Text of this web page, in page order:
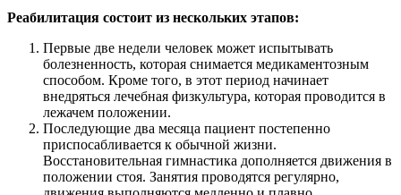
Реабилитация состоит из нескольких этапов:
Первые две недели человек может испытывать
болезненность, которая снимается медикаментозным
способом. Кроме того, в этот период начинает
внедряться лечебная физкультура, которая проводится в
лежачем положении.
Последующие два месяца пациент постепенно
приспосабливается к обычной жизни.
Восстановительная гимнастика дополняется движения в
положении стоя. Занятия проводятся регулярно,